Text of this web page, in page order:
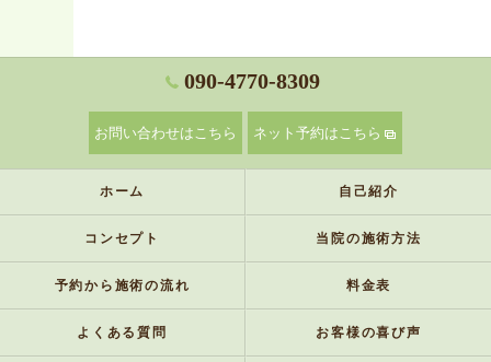
090-4770-8309
お問い合わせはこちら ネット予約はこちら
ホーム 自己紹介
コンセプト 当院の施術方法
予約から施術の流れ 料金表
よくある質問 お客様の喜び声